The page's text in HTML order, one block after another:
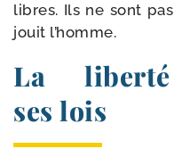
libres. Ils ne sont
jouit l’homme.
La
ses lois